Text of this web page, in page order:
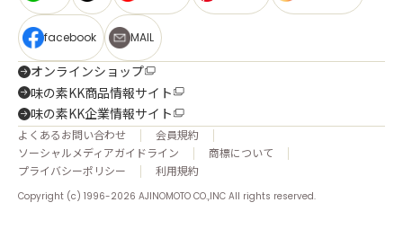
facebook MAIL
オンラインショップ
味の素KK商品情報サイト
味の素KK企業情報サイト
よくあるお問い合わせ
会員規約
ソーシャルメディアガイドライン
商標について
プライバシーポリシー
利用規約
Copyright (c) 1996-2026 AJINOMOTO CO.,INC All rights reserved.